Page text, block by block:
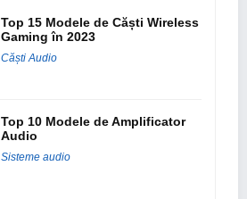
Top 15 Modele de Căști Wireless
Gaming în 2023
Căști Audio
Top 10 Modele de Amplificator
Audio
Sisteme audio